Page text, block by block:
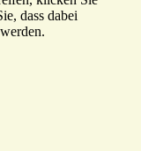
dass dabei